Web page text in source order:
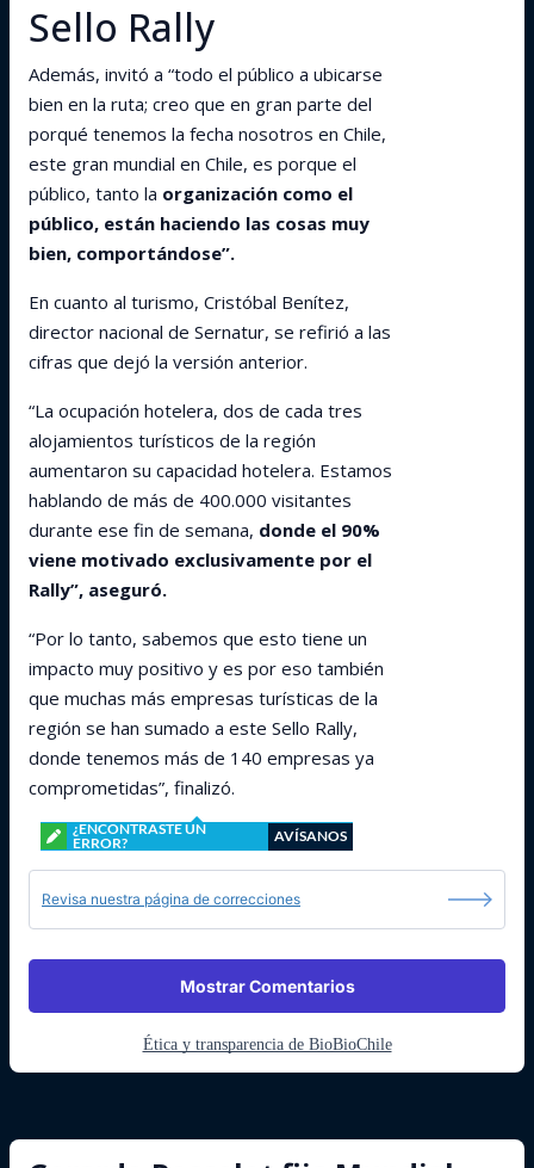
Sello Rally
Además, invitó a “todo el público a ubicarse
bien en la ruta; creo que en gran parte del
porqué tenemos la fecha nosotros en Chile,
este gran mundial en Chile, es porque el
público, tanto la organización como el
público, están haciendo las cosas muy
bien, comportándose”.
En cuanto al turismo, Cristóbal Benítez,
director nacional de Sernatur, se refirió a las
cifras que dejó la versión anterior.
“La ocupación hotelera, dos de cada tres
alojamientos turísticos de la región
aumentaron su capacidad hotelera. Estamos
hablando de más de 400.000 visitantes
durante ese fin de semana, donde el 90%
viene motivado exclusivamente por el
Rally”, aseguró.
“Por lo tanto, sabemos que esto tiene un
impacto muy positivo y es por eso también
que muchas más empresas turísticas de la
región se han sumado a este Sello Rally,
donde tenemos más de 140 empresas ya
comprometidas”, finalizó.
¿ENCONTRASTE UN
ERROR?
AVÍSANOS
Revisa nuestra página de correcciones
Mostrar Comentarios
Ética y transparencia de BioBioChile